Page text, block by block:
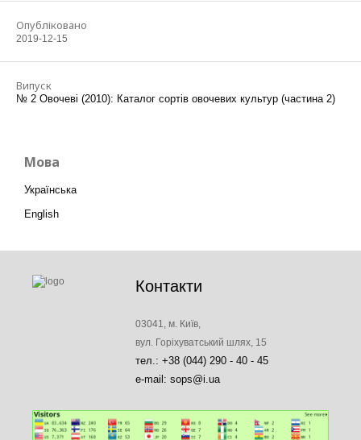
Опубліковано
2019-12-15
Випуск
№ 2 Овочеві (2010): Каталог сортів овочевих культур (частина 2)
Мова
Українська
English
Контакти
03041, м. Київ,
вул. Горіхуватський шлях, 15
тел.: +38 (044) 290 - 40 - 45
e-mail: sops@i.ua